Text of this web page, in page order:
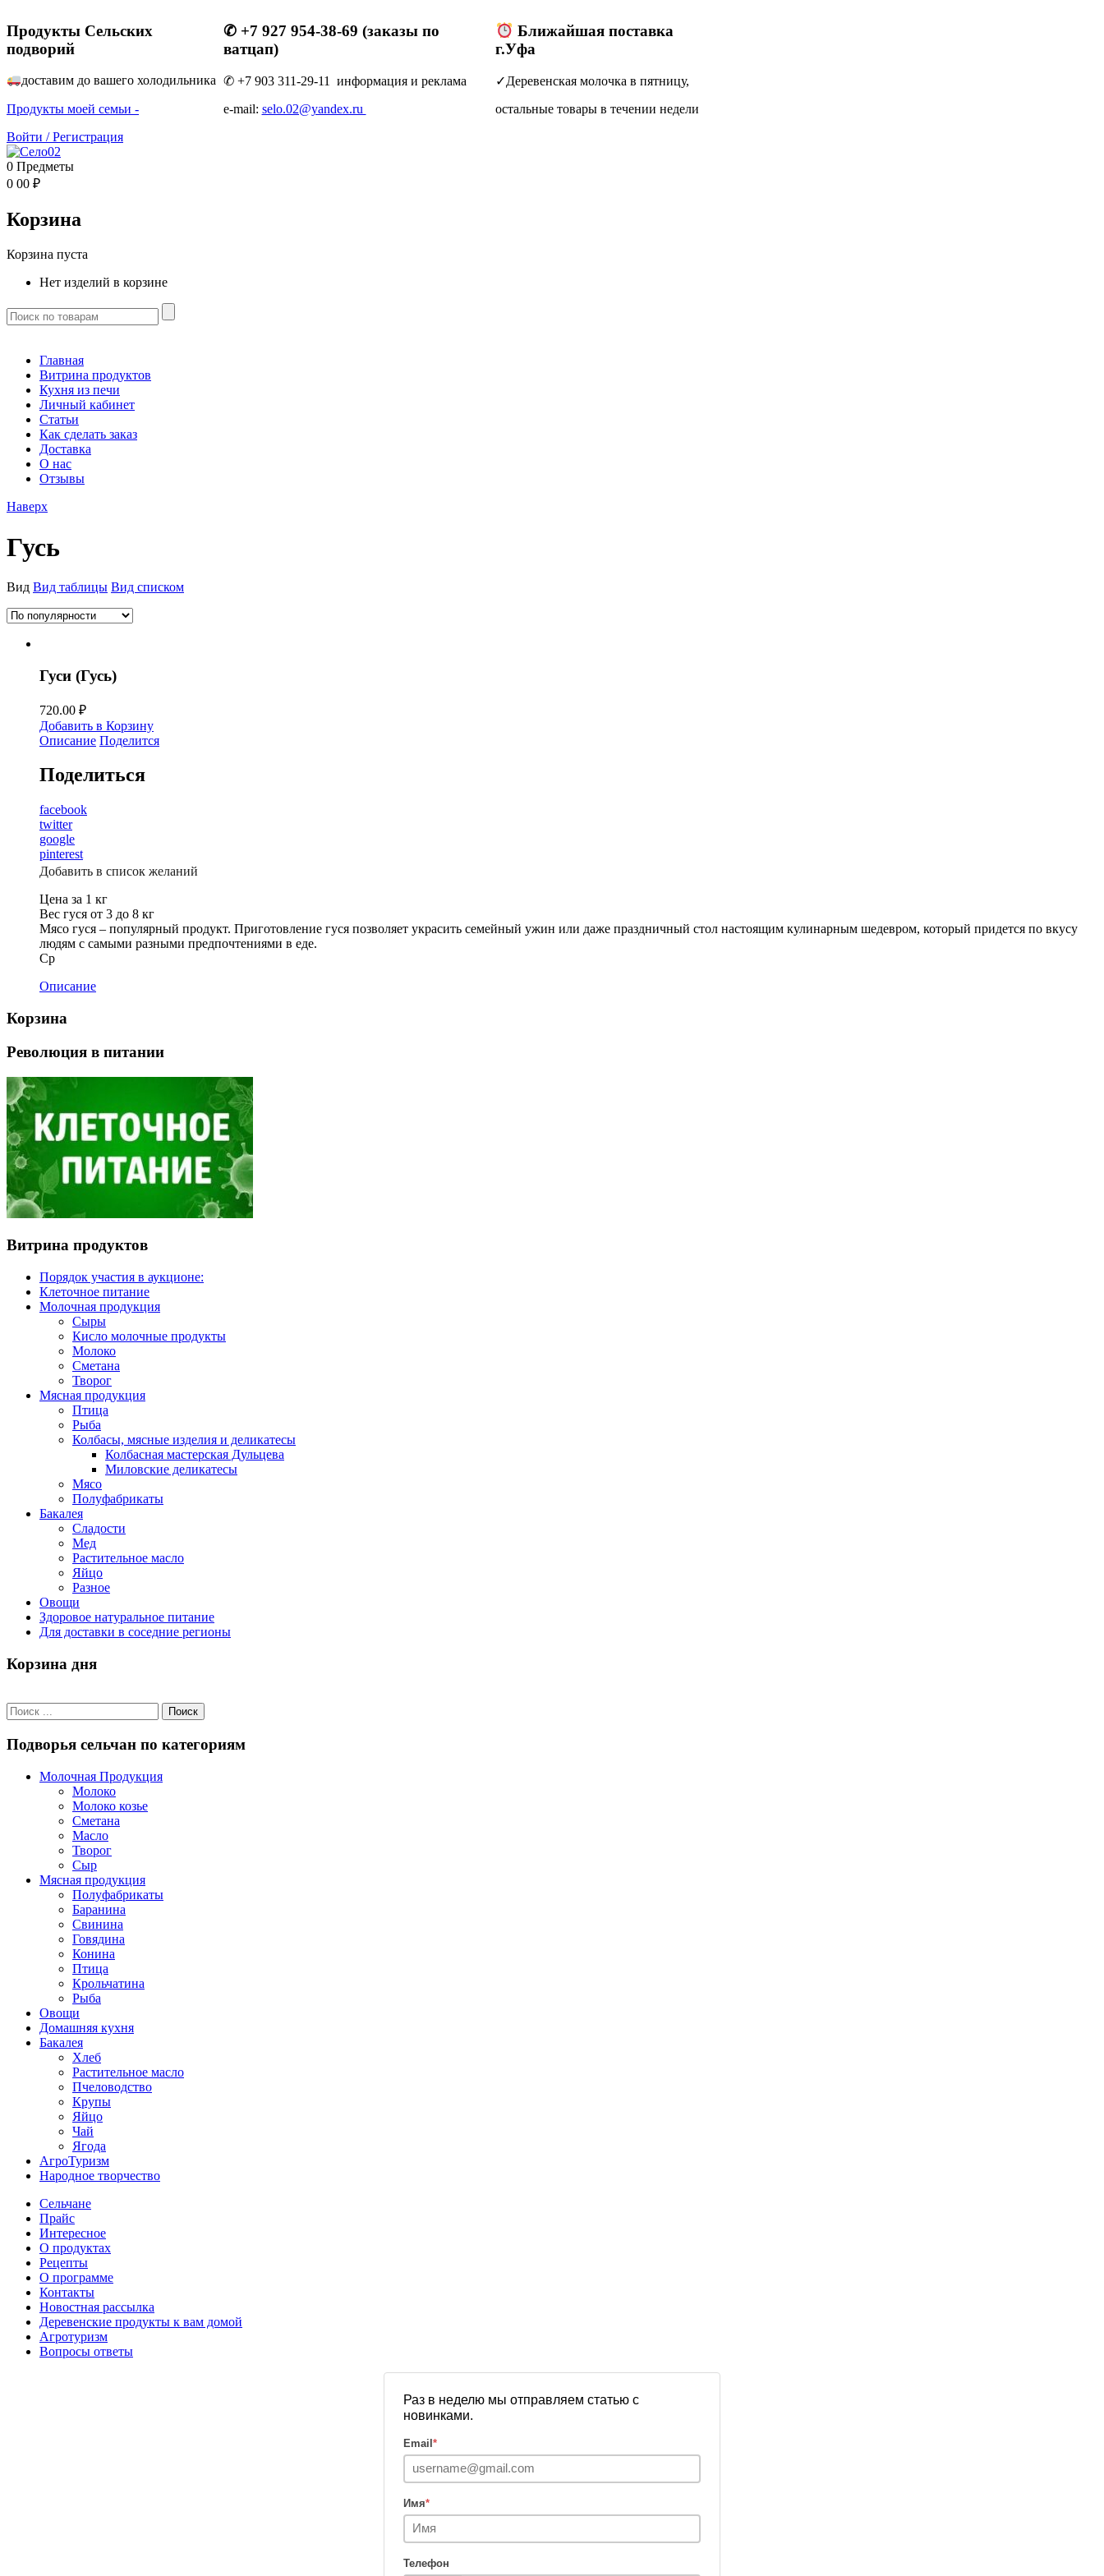
Продукты Сельских
подворий
доставим до вашего холодильника
Продукты моей семьи -
✆ +7 927 954-38-69 (заказы по
ватцап)
✆ +7 903 311-29-11 информация и реклама
e-mail: selo.02@yandex.ru
Ближайшая поставка
г.Уфа
✓Деревенская молочка в пятницу,
остальные товары в течении недели
Войти /Регистрация
0 Предметы
0 00 ₽
Корзина
Корзина пуста
Нет изделий в корзине
Главная
Витрина продуктов
Кухня из печи
Личный кабинет
Статьи
Как сделать заказ
Доставка
О нас
Отзывы
Наверх
Гусь
Вид Вид таблицы Вид списком
Гуси (Гусь)
720.00 ₽
Добавить в Корзину
Описание Поделится
Поделиться
facebook
twitter
google
pinterest
Добавить в список желаний
Цена за 1 кг
Вес гуся от 3 до 8 кг
Мясо гуся – популярный продукт. Приготовление гуся позволяет украсить семейный ужин или даже праздничный стол настоящим кулинарным шедевром, который придется по вкусу
людям с самыми разными предпочтениями в еде.
Ср
Описание
Корзина
Революция в питании
Витрина продуктов
Порядок участия в аукционе:
Клеточное питание
Молочная продукция
Сыры
Кисло молочные продукты
Молоко
Сметана
Творог
Мясная продукция
Птица
Рыба
Колбасы, мясные изделия и деликатесы
Колбасная мастерская Дульцева
Миловские деликатесы
Мясо
Полуфабрикаты
Бакалея
Сладости
Мед
Растительное масло
Яйцо
Разное
Овощи
Здоровое натуральное питание
Для доставки в соседние регионы
Корзина дня
Подворья сельчан по категориям
Молочная Продукция
Молоко
Молоко козье
Сметана
Масло
Творог
Сыр
Мясная продукция
Полуфабрикаты
Баранина
Свинина
Говядина
Конина
Птица
Крольчатина
Рыба
Овощи
Домашняя кухня
Бакалея
Хлеб
Растительное масло
Пчеловодство
Крупы
Яйцо
Чай
Ягода
АгроТуризм
Народное творчество
Сельчане
Прайс
Интересное
О продуктах
Рецепты
О программе
Контакты
Новостная рассылка
Деревенские продукты к вам домой
Агротуризм
Вопросы ответы
Раз в неделю мы отправляем статью с
новинками.
Email *
Имя*
Телефон